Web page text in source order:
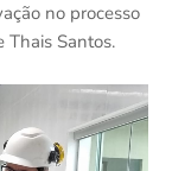
no processo
Thais Santos.